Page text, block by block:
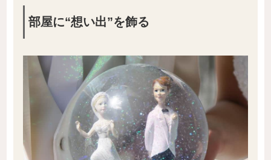
部屋に“想い出”を飾る